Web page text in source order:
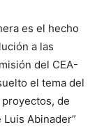
es el hecho
a las
del CEA-
el tema del
de
Abinader”